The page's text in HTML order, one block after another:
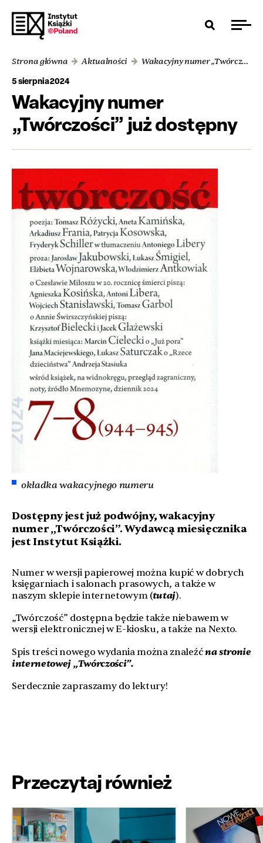
Strona główna Aktualności Wakacyjny numer „Twórczości” już dostępny
5 sierpnia 2024
Wakacyjny numer
„Twórczości” już dostępny
okładka wakacyjnego numeru
Dostępny jest już podwójny, wakacyjny
numer „Twórczości”. Wydawcą miesięcznika
jest Instytut Książki.
Numer w wersji papierowej można kupić w dobrych
księgarniach i salonach prasowych, a także w
naszym sklepie internetowym (tutaj).
„Twórczość” dostępna będzie także niebawem w
wersji elektronicznej w E-kiosku, a także na Nexto.
Spis treści nowego wydania można znaleźćna stronie
internetowej „Twórczości”.
Serdecznie zapraszamy do lektury!
Przeczytaj również